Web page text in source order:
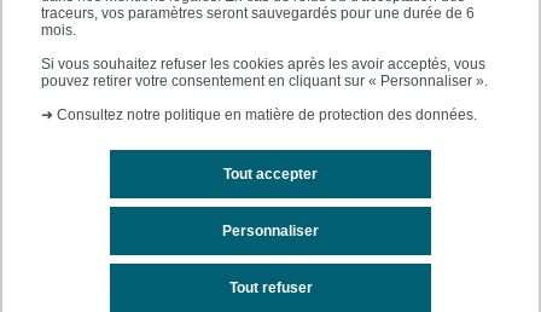
traceurs, vos paramètres seront sauvegardés pour une durée de 6
mois.
Si vous souhaitez refuser les cookies après les avoir acceptés, vous
pouvez retirer votre consentement en cliquant sur « Personnaliser ».
➜ Consultez notre politique en matière de protection des données.
Tout accepter
Tout refuser
Personnaliser
Mentions légales
Personnaliser les cookies